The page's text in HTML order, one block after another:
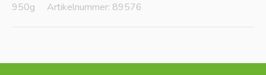
950g Artikelnummer: 89576